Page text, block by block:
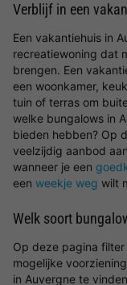
Verblijf in een
Een vakantiehuis in
recreatiewoning dat
brengen. Een
een woonkamer,
tuin of terras om
welke bungalows in
bieden hebben? Op
veelzijdig aanbod
wanneer je een
een weekje weg wilt
Welk soort
Op deze pagina
mogelijke
in Auvergne te